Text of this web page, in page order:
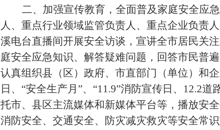
二、加强宣传教育，全面普及家庭安全应急
人、重点行业领域监管负责人、重点企业负责
溪电台直播间开展安全访谈，宣讲全市居民关
庭安全应急知识、解答疑难问题，回答市民普
认真组织县（区）政府、市直部门（单位）和
日、“安全生产月”、“11.9”消防宣传日、12.2
托市、县区主流媒体和新媒体平台等，播放安
消防安全、交通安全、防灾减灾救灾等安全常